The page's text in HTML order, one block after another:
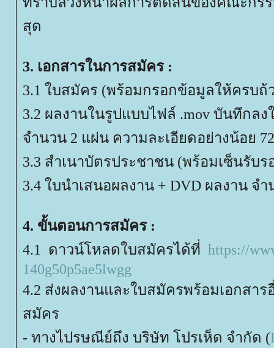
สุด
3. เอกสารในการสมัคร :
3.1 ใบสมัคร (พร้อมกรอกข้อมูลให้ครบถ้
3.2 ผลงานในรูปแบบไฟล์ .mov บันทึกลง
จำนวน 2 แผ่น ความละเอียดอย่างน้อย
3.3 สำเนาบัตรประชาชน (พร้อมเซ็นรับร
3.4 ใบนําเสนอผลงาน + DVD ผลงาน จ
4. ขั้นตอนการสมัคร :
4.1 ดาวน์โหลดใบสมัครได้ที่ https://
140g50p5ae5lwgg
4.2 ส่งผลงานและใบสมัครพร้อมเอกสาร
สมัคร
- ทางไปรษณีย์ถึง บริษัท โปรเห็ด จำกัด (